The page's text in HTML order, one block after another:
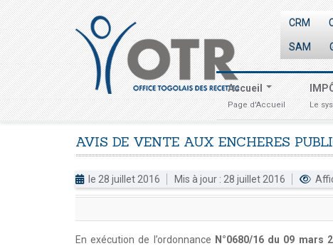
CRM
SAM
Accueil
Page d'Accueil Le
AVIS DE VENTE AUX ENCHERES
le 28 juillet 2016 Mis à jour : 28 juillet 2016
En exécution de l’ordonnance N°0680/16 du 09 mars